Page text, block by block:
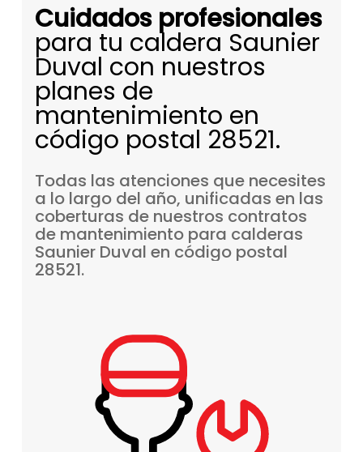
Cuidados profesionales
para tu caldera Saunier
Duval con nuestros
planes de
mantenimiento en
código postal 28521.
Todas las atenciones que necesites
a lo largo del año, unificadas en las
coberturas de nuestros contratos
de mantenimiento para calderas
Saunier Duval en código postal
28521.